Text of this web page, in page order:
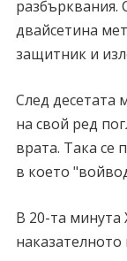
двайсетина
защитник и
След десетата
на свой ред
врата. Така се
в което
В 20-та минута